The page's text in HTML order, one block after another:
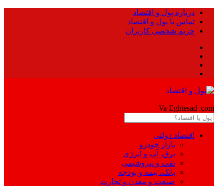
درباره پول و اقتصاد
تماس با پول و اقتصاد
حریم شخصی کاربران
Va Eghtesad .com
اقتصاد دولتی
بازار خودرو
برق، آب و انرژی
نفت و پتروشیمی
بانک، بیمه و بودجه
صنعت و معدن و تجارت